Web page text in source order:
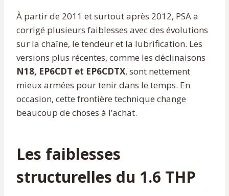
À partir de 2011 et surtout après 2012, PSA a
corrigé plusieurs faiblesses avec des évolutions
sur la chaîne, le tendeur et la lubrification. Les
versions plus récentes, comme les déclinaisons
N18, EP6CDT et EP6CDTX, sont nettement
mieux armées pour tenir dans le temps. En
occasion, cette frontière technique change
beaucoup de choses à l’achat.
Les faiblesses
structurelles du 1.6 THP